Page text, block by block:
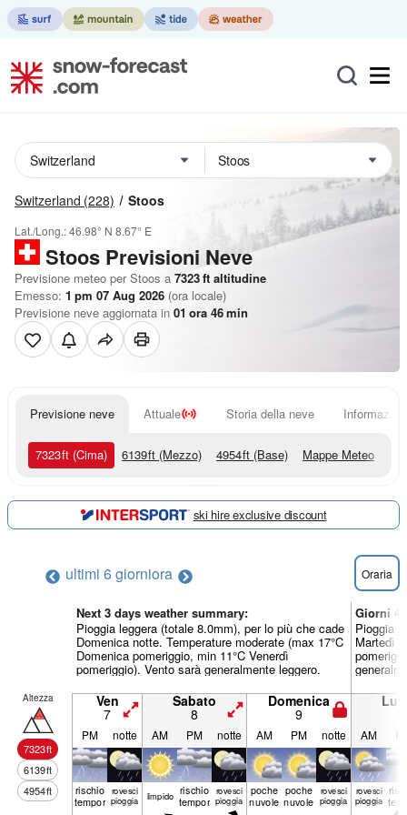
Switzerland (228) Stoos
Lat./Long.:46.98° N 8.67° E
Stoos Previsioni Neve
Previsione meteo per Stoos a 7323ft altitudine
Emesso: 1 pm 07 Aug 2026 (ora locale)
Previsione neve aggiornata in 01 ora 46min
Previsione neve Attuale Storia della neve
7323ft (Cima) 6139ft (Mezzo) 4954ft (Base) Mappe Meteo
ski hire exclusive discount
ultimi 6 giorniora Oraria
Next 3 days weather summary:
Pioggia leggera (totale 8.0mm), per lo più che cade
Domenica notte. Temperature moderate (max 17°C
Domenica pomeriggio, min 11°C Venerdì
pomeriggio). Vento sarà generalmente leggero.
Giorni
Pioggia
Martedì
Altezza
7323ft
6139ft
4954ft
Ven
7
Sabato
8
Domenica
9
PM notte AM PM notte AM PM notte AM
rischio
temporale
rovesci
pioggia limp­ido rischio
temporale
rovesci
pioggia
poche
nuvole
poche
nuvole
rovesci
pioggia
rovesci
pioggia